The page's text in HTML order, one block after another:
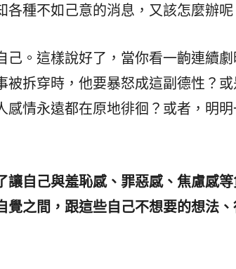
種不如己意的消息，又該怎麼辦
。這樣說好了，當你看一齣連續
拆穿時，他要暴怒成這副德性？
情永遠都在原地徘徊？或者，明
讓自己與羞恥感、罪惡感、焦慮感
之間，跟這些自己不想要的想法